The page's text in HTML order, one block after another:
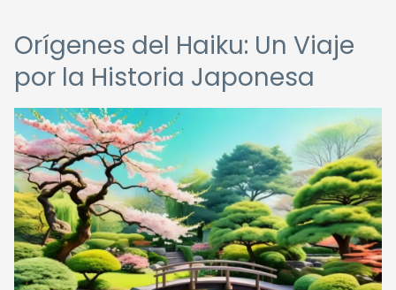
Orígenes del Haiku: Un Viaje
por la Historia Japonesa